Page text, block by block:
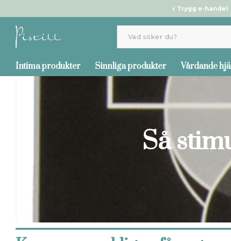
√ Trygg e-
Intima produkter Sinnliga produkter Vårdande
Så